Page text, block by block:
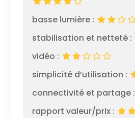
basse lumière :
stabilisation et netteté :
vidéo :
simplicité d’utilisation :
connectivité et partage :
rapport valeur/prix :